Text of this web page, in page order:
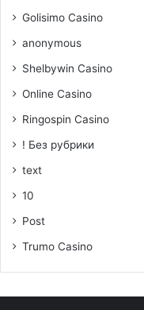
Golisimo Casino
anonymous
Shelbywin Casino
Online Casino
Ringospin Casino
! Без рубрики
text
10
Post
Trumo Casino